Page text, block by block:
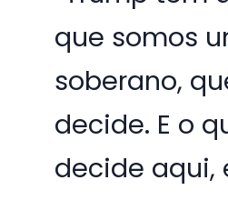
que somos
soberano,
decide. E o
decide aqui,